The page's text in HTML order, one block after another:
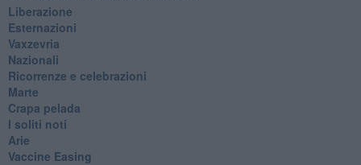
​Liberazione
Esternazioni
Vaxzevria
Nazionali
​Ricorrenze e celebrazioni
Marte
​Crapa pelada
​I soliti noti
Arie
​Vaccine Easing